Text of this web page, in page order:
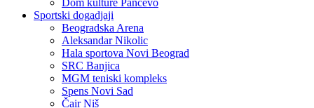
Dom kulture Pančevo
Sportski dogadjaji
Beogradska Arena
Aleksandar Nikolic
Hala sportova Novi Beograd
SRC Banjica
MGM teniski kompleks
Spens Novi Sad
Čair Niš